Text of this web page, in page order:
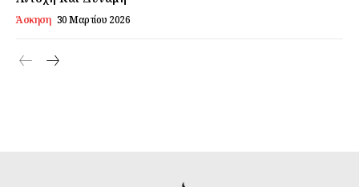
Άσκηση 30 Μαρτίου 2026